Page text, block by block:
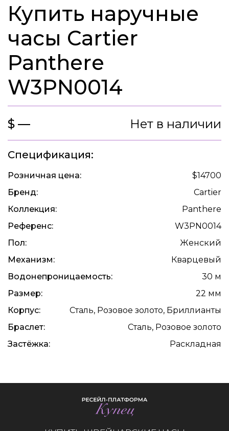
Купить наручные
часы Cartier
Panthere
W3PN0014
$ — Нет в наличии
Спецификация:
Розничная цена:
$14700
Бренд:
Cartier
Коллекция:
Panthere
Референс:
W3PN0014
Пол:
Женский
Механизм:
Кварцевый
Водонепроницаемость:
30 м
Размер:
22 мм
Корпус:
Сталь, Розовое золото, Бриллианты
Браслет:
Сталь, Розовое золото
Застёжка:
Раскладная